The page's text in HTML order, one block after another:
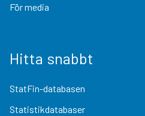
För media
Hitta snabbt
StatFin-databasen
Statistikdatabaser